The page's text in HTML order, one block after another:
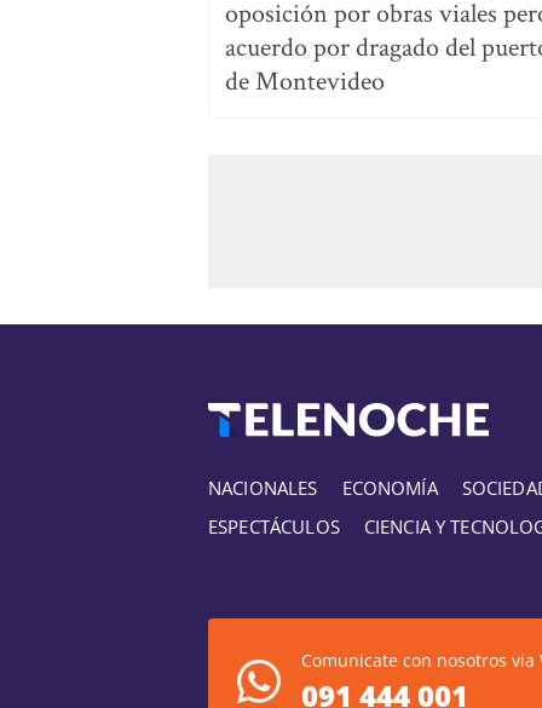
oposición por obras viales
acuerdo por dragado del
de Montevideo
NACIONALES ECONOMÍA
ESPECTÁCULOS
CIENCIA Y
Comunicate con nosotros via
091 444 001